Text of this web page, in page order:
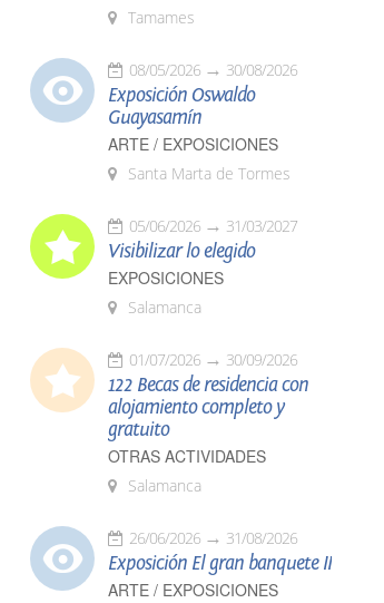
Tamames
08/05/2026 30/08/2026
Exposición Oswaldo
Guayasamín
ARTE / EXPOSICIONES
Santa Marta de Tormes
05/06/2026 31/03/2027
Visibilizar lo elegido
EXPOSICIONES
Salamanca
01/07/2026 30/09/2026
122 Becas de residencia con
alojamiento completo y
gratuito
OTRAS ACTIVIDADES
Salamanca
26/06/2026 31/08/2026
Exposición El gran banquete II
ARTE / EXPOSICIONES